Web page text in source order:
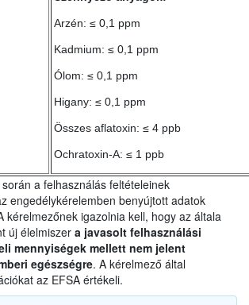
Arzén: ≤ 0,1 ppm
Kadmium: ≤ 0,1 ppm
Ólom: ≤ 0,1 ppm
Higany: ≤ 0,1 ppm
Összes aflatoxin: ≤ 4 ppb
Ochratoxin-A: ≤ 1 ppb
a felhasználás feltételeinek
engedélykérelemben benyújtott adatok
kérelmezőnek igazolnia kell, hogy az általa
új élelmiszera javasolt felhasználási
mennyiségek mellett nem jelent
egészségre. A kérelmező által
az EFSA értékeli.